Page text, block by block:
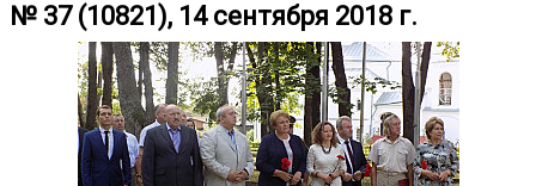
№ 37 (10821), 14 сентября 2018 г.